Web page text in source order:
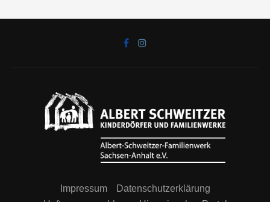
Impressum
Datenschutzerklärung